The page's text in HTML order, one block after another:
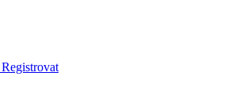
Registrovat